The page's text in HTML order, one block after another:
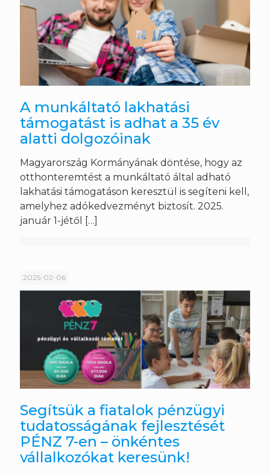
A munkáltató lakhatási
támogatást is adhat a 35 év
alatti dolgozóinak
Magyarország Kormányának döntése, hogy az
otthonteremtést a munkáltató által adható
lakhatási támogatáson keresztül is segíteni kell,
amelyhez adókedvezményt biztosít. 2025.
január 1-jétől
[…]
2025-02-06
Segítsük a fiatalok pénzügyi
tudatosságának fejlesztését
PÉNZ 7-en – önkéntes
vállalkozókat keresünk!